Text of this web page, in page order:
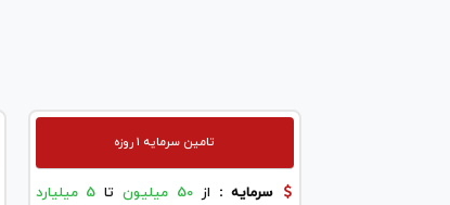
تامین سرمایه ۱ روزه
سرمایه : از 50 میلیون تا 5 میلیارد